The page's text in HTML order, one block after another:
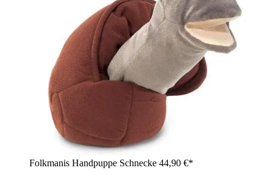
Folkmanis Handpuppe Schnecke 44,90 €*